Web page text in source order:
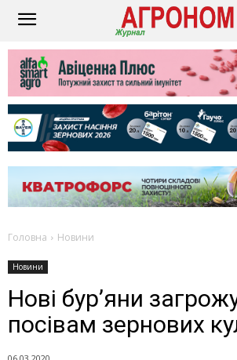
Головна Новини
Новини
Нові бур’яни
посівам зернових